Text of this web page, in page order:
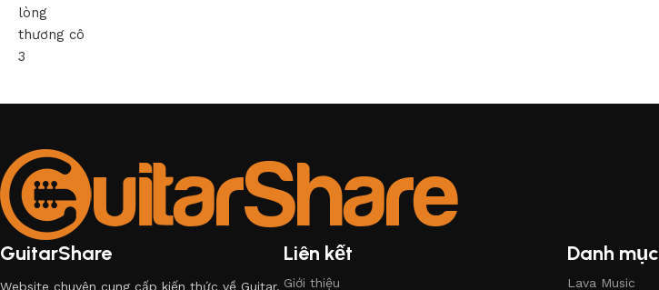
lòng
thương cô
3
GuitarShare
Website chuyên cung cấp kiến thức về Guitar.
Liên kết
Giới thiệu
Danh mục
Lava Music